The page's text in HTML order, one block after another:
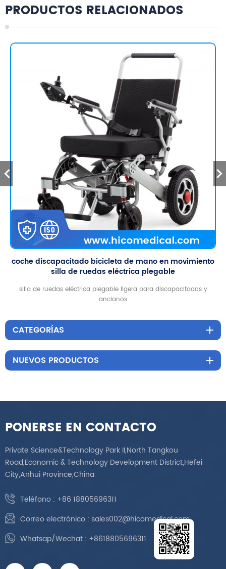
PRODUCTOS RELACIONADOS
coche discapacitado bicicleta de mano en movimiento
silla de ruedas eléctrica plegable
silla de ruedas eléctrica plegable ligera para discapacitados y
ancianos
CATEGORÍAS
NUEVOS PRODUCTOS
PONERSE EN CONTACTO
Private Science&Technology Park II,North Tangkou
Road,Economic & Technology Development District,Hefei
City,Anhui Province,China
Teléfono : +86 18805696311
Correo electrónico : sales002@hicomedical.com
Whatsap/Wechat : +8618805696311